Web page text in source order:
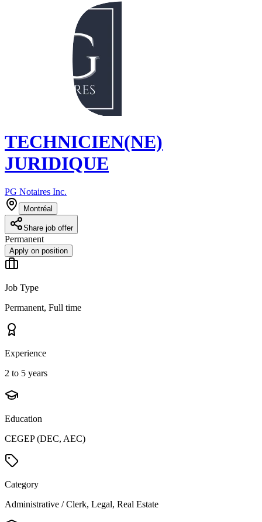
TECHNICIEN(NE)
JURIDIQUE
PG Notaires Inc.
Montréal
Share job offer
Permanent
Apply on position
Job Type
Permanent, Full time
Experience
2 to 5 years
Education
CEGEP (DEC, AEC)
Category
Administrative / Clerk, Legal, Real Estate